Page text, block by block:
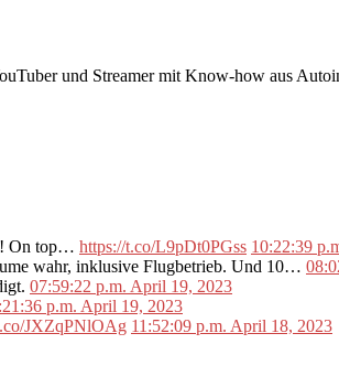
und Streamer mit Know-how aus
On top… https://t.co/L9pDt0PGss 10:22:39
wahr, inklusive Flugbetrieb. Und 10…
07:59:22 p.m. April 19, 2023
p.m. April 19, 2023
JXZqPNlOAg 11:52:09 p.m. April 18, 2023